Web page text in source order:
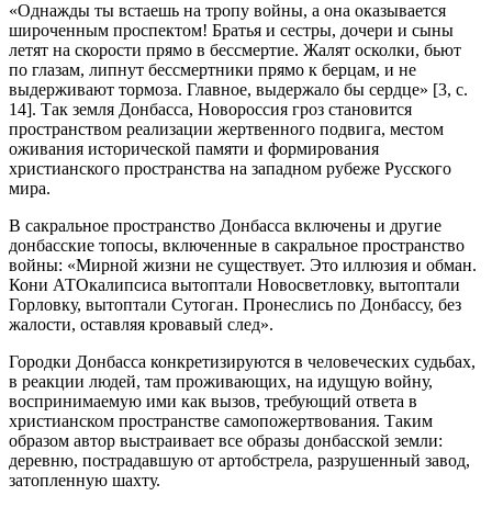
«Однажды ты встаешь на тропу войны, а она оказывается
широченным проспектом! Братья и сестры, дочери и сыны
летят на скорости прямо в бессмертие. Жалят осколки, бьют
по глазам, липнут бессмертники прямо к берцам, и не
выдерживают тормоза. Главное, выдержало бы сердце» [3, с.
14]. Так земля Донбасса, Новороссия гроз становится
пространством реализации жертвенного подвига, местом
оживания исторической памяти и формирования
христианского пространства на западном рубеже Русского
мира.
В сакральное пространство Донбасса включены и другие
донбасские топосы, включенные в сакральное пространство
войны: «Мирной жизни не существует. Это иллюзия и обман.
Кони АТОкалипсиса вытоптали Новосветловку, вытоптали
Горловку, вытоптали Сутоган. Пронеслись по Донбассу, без
жалости, оставляя кровавый след».
Городки Донбасса конкретизируются в человеческих судьбах,
в реакции людей, там проживающих, на идущую войну,
воспринимаемую ими как вызов, требующий ответа в
христианском пространстве самопожертвования. Таким
образом автор выстраивает все образы донбасской земли:
деревню, пострадавшую от артобстрела, разрушенный завод,
затопленную шахту.